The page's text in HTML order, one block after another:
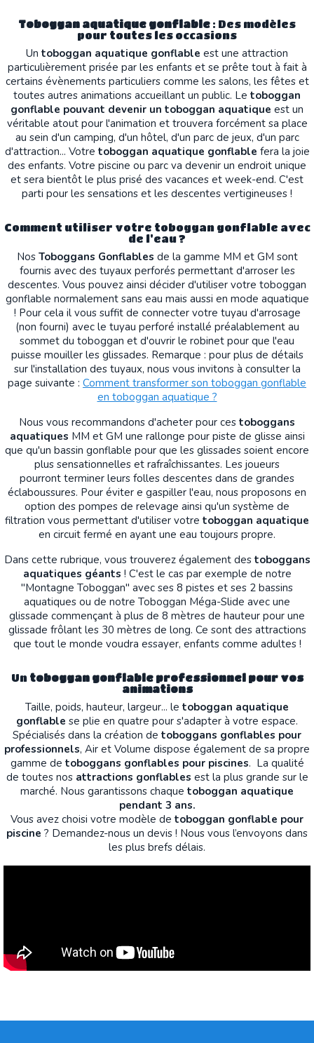
Toboggan aquatique gonflable : Des modèles
pour toutes les occasions
Un toboggan aquatique gonflable est une attraction
particulièrement prisée par les enfants et se prête tout à fait à
certains évènements particuliers comme les salons, les fêtes et
toutes autres animations accueillant un public. Le toboggan
gonflable pouvant devenir un toboggan aquatique est un
véritable atout pour l'animation et trouvera forcément sa place
au sein d'un camping, d'un hôtel, d'un parc de jeux, d'un parc
d'attraction... Votre toboggan aquatique gonflable fera la joie
des enfants. Votre piscine ou parc va devenir un endroit unique
et sera bientôt le plus prisé des vacances et week-end. C'est
parti pour les sensations et les descentes vertigineuses !
Comment utiliser votre toboggan gonflable avec
de l'eau ?
NosToboggans Gonflables de la gamme MM et GM sont
fournis avec des tuyaux perforés permettant d'arroser les
descentes. Vous pouvez ainsi décider d'utiliser votre toboggan
gonflable normalement sans eau mais aussi en mode aquatique
! Pour cela il vous suffit de connecter votre tuyau d'arrosage
(non fourni) avec le tuyau perforé installé préalablement au
sommet du toboggan et d'ouvrir le robinet pour que l'eau
puisse mouiller les glissades. Remarque : pour plus de détails
sur l'installation des tuyaux, nous vous invitons à consulter la
page suivante : Comment transformer son toboggan gonflable
en toboggan aquatique ?
Nous vous recommandons d'acheter pour ces toboggans
aquatiques MM et GM une rallonge pour piste de glisse ainsi
que qu'un bassin gonflable pour que les glissades soient encore
plus sensationnelles et rafraîchissantes. Les joueurs
pourront terminer leurs folles descentes dans de grandes
éclaboussures. Pour éviter e gaspiller l'eau, nous proposons en
option des pompes de relevage ainsi qu'un système de
filtration vous permettant d'utiliser votre toboggan aquatique
en circuit fermé en ayant une eau toujours propre.
Dans cette rubrique, vous trouverez également des toboggans
aquatiques géants ! C'est le cas par exemple de notre
"Montagne Toboggan" avec ses 8 pistes et ses 2 bassins
aquatiques ou de notre Toboggan Méga-Slide avec une
glissade commençant à plus de 8 mètres de hauteur pour une
glissade frôlant les 30 mètres de long. Ce sont des attractions
que tout le monde voudra essayer, enfants comme adultes !
Un toboggan gonflable professionnel pour vos
animations
Taille, poids, hauteur, largeur... le toboggan aquatique
gonflable se plie en quatre pour s'adapter à votre espace.
Spécialisés dans la création de toboggans gonflables pour
professionnels, Air et Volume dispose également de sa propre
gamme de toboggans gonflables pour piscines. La qualité
de toutes nos attractions gonflables est la plus grande sur le
marché. Nous garantissons chaque toboggan aquatique
pendant 3 ans.
Vous avez choisi votre modèle de toboggan gonflable pour
piscine ? Demandez-nous un devis ! Nous vous l’envoyons dans
les plus brefs délais.